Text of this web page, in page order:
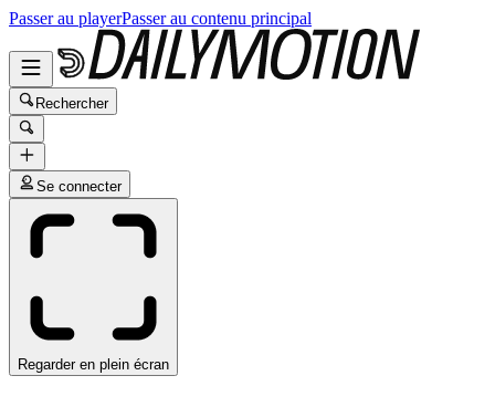
Passer au playerPasser au contenu principal
Rechercher
Se connecter
Regarder en plein écran